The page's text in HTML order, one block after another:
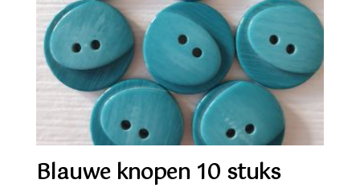
Blauwe knopen 10 stuks